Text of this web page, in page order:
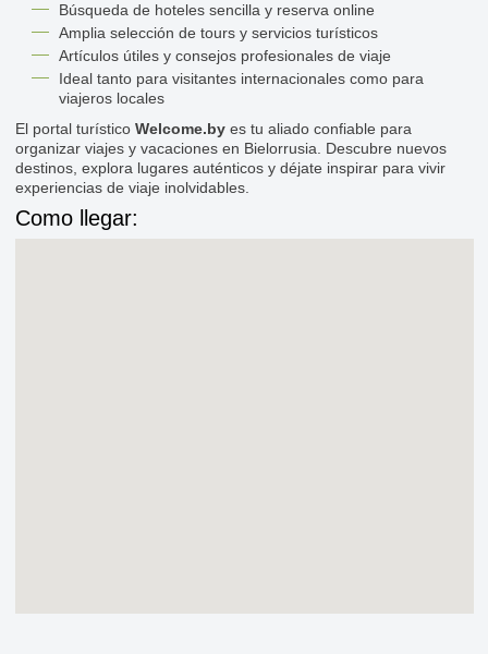
Búsqueda de hoteles sencilla y reserva online
Amplia selección de tours y servicios turísticos
Artículos útiles y consejos profesionales de viaje
Ideal tanto para visitantes internacionales como para
viajeros locales
El portal turístico Welcome.by es tu aliado confiable para
organizar viajes y vacaciones en Bielorrusia. Descubre nuevos
destinos, explora lugares auténticos y déjate inspirar para vivir
experiencias de viaje inolvidables.
Como llegar: